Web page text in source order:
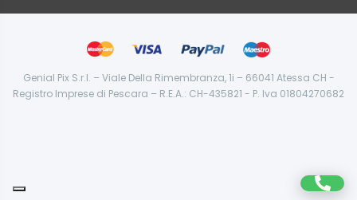
Genial Pix S.r.l. – Viale Della Rimembranza, 1i – 66041 Atessa CH -
Registro Imprese di Pescara – R.E.A.: CH-435821 - P. Iva 01804270682